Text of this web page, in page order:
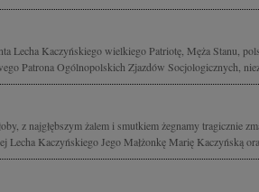
Lecha Kaczyńskiego wielkiego Patriotę, Męża Stanu,
Patrona Ogólnopolskich Zjazdów Socjologicznych,
z najgłębszym żalem i smutkiem żegnamy tragicznie
Lecha Kaczyńskiego Jego Małżonkę Marię Kaczyńską